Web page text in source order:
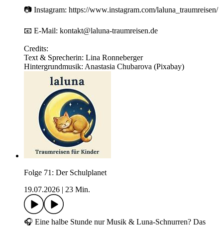
📷 Instagram: https://www.instagram.com/laluna_traumreisen/
📧 E-Mail: kontakt@laluna-traumreisen.de
Credits:
Text & Sprecherin: Lina Ronneberger
Hintergrundmusik: Anastasia Chubarova (Pixabay)
Folge 71: Der Schulplanet
19.07.2026
23 Min.
🎧 Eine halbe Stunde nur Musik & Luna-Schnurren? Das